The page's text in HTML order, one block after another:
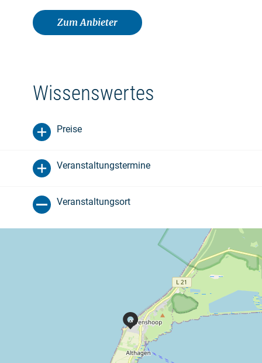
Zum Anbieter
Wissenswertes
Preise
Veranstaltungstermine
Veranstaltungsort